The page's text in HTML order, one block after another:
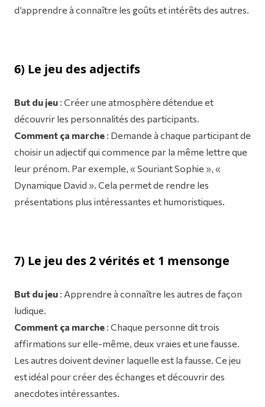
d’apprendre à connaître les goûts et intérêts des autres.
6) Le jeu des adjectifs
But du jeu : Créer une atmosphère détendue et
découvrir les personnalités des participants.
Comment ça marche : Demande à chaque participant de
choisir un adjectif qui commence par la même lettre que
leur prénom. Par exemple, « Souriant Sophie », «
Dynamique David ». Cela permet de rendre les
présentations plus intéressantes et humoristiques.
7) Le jeu des 2 vérités et 1 mensonge
But du jeu : Apprendre à connaître les autres de façon
ludique.
Comment ça marche : Chaque personne dit trois
affirmations sur elle-même, deux vraies et une fausse.
Les autres doivent deviner laquelle est la fausse. Ce jeu
est idéal pour créer des échanges et découvrir des
anecdotes intéressantes.